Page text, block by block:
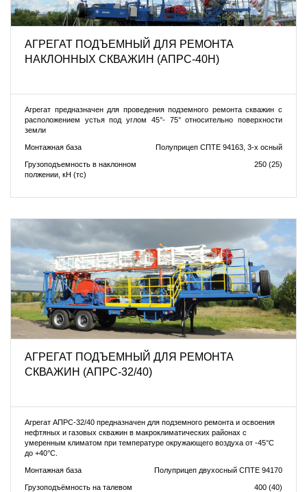
АГРЕГАТ ПОДЪЕМНЫЙ ДЛЯ РЕМОНТА
НАКЛОННЫХ СКВАЖИН (АПРС-40Н)
Агрегат предназначен для проведения подземного ремонта скважин с
расположением устья под углом 45°- 75° относительно поверхности
земли
Монтажная база Полуприцеп СПТЕ 94163, 3-х осный
Грузоподъемность в наклонном
полжении, кН (тс)
250 (25)
АГРЕГАТ ПОДЪЕМНЫЙ ДЛЯ РЕМОНТА
СКВАЖИН (АПРС-32/40)
Агрегат АПРС-32/40 предназначен для подземного ремонта и освоения
нефтяных и газовых скважин в макроклиматических районах с
умеренным климатом при температуре окружающего воздуха от -45°С
до +40°С.
Монтажная база Полуприцеп двухосный СПТЕ 94170
Грузоподъёмность на талевом
400 (40)